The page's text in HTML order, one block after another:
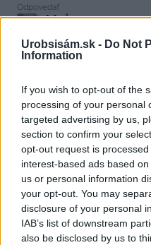
Urobsisám.sk - Do Not
Information
If you wish to opt-out of the
processing of your personal
targeted advertising by us,
section to confirm your
opt-out request is
interest-based ads based
us or personal information
your opt-out. You may
disclosure of your personal
IAB’s list of downstream
also be disclosed by us to
Odpovedať
Majo
Tiež dobrý nápad
susedovi.
rudolka
18. marca 2021 o 11:29
na jar treba zapravit do
Odpovedať
Jozef 14
19. marca 2021 o 18:30
Ľudia 400 V vidly a ide
Odpovedať